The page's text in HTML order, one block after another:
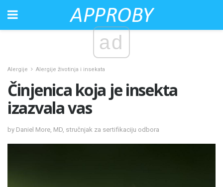
ad
Alergije Alergije životinja i insekata
Činjenica koja je insekta
izazvala vas
by Daniel More, MD, stručnjak za sertifikaciju odbora